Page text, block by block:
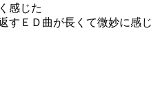
感じた
すＥＤ曲が長くて微妙に感じ